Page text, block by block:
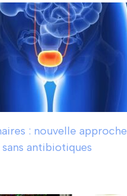
: nouvelle approche
antibiotiques